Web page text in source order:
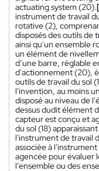
actuating system (20).
instrument de travail
rotative (2),
disposés des outils de
ainsi qu'un ensemble
un élément de
d’une barre, réglable
d'actionnement (20),
outils de travail du sol
l'invention, au moins
disposé au niveau de
dessus dudit élément
capteur est conçu et
du sol (18)
l'instrument de travail
associée à
agencée pour évaluer
l’ensemble ou des